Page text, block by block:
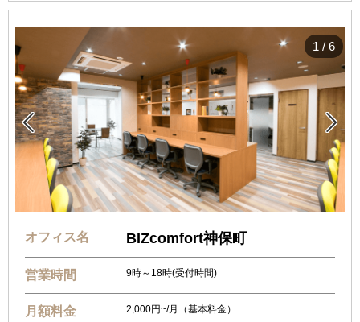
 
1 / 6
オフィス名 BIZcomfort神保町
営業時間 9時～18時(受付時間)
月額料金 2,000円~/月（基本料金）